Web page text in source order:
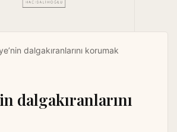
dalgakıranlarını korumak
dalgakıranlarını